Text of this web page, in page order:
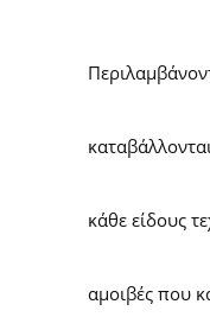
κάθε είδους
αμοιβές που